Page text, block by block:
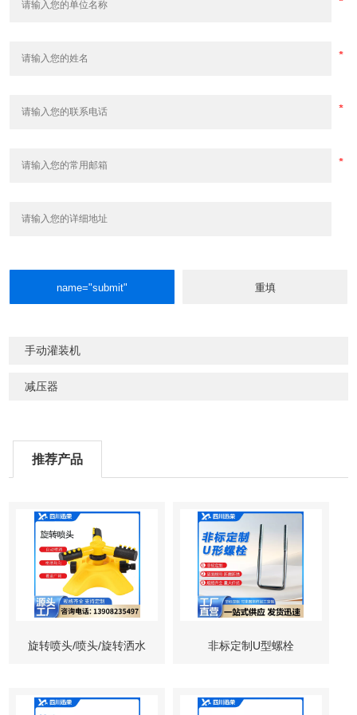
手动灌装机
减压器
推荐产品
旋转喷头/喷头/旋转洒水 非标定制U型螺栓